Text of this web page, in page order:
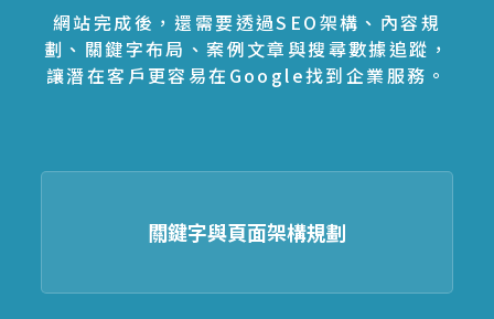
網站完成後，還需要透過SEO架構、內容規
劃、關鍵字布局、案例文章與搜尋數據追蹤，
讓潛在客戶更容易在Google找到企業服務。
關鍵字與頁面架構規劃